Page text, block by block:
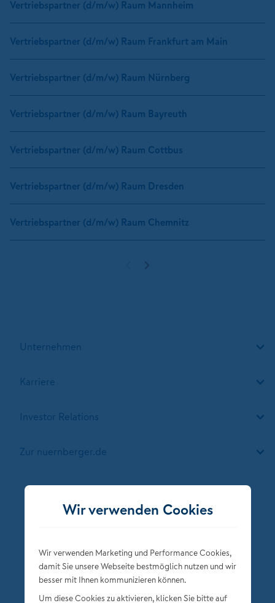
Vertriebspartner (d/m/w) Raum Mannheim
Vertriebspartner (d/m/w) Raum Frankfurt am Main
Vertriebspartner (d/m/w) Raum Nürnberg
Vertriebspartner (d/m/w) Raum Bayreuth
Vertriebspartner (d/m/w) Raum Cottbus
Vertriebspartner (d/m/w) Raum Dresden
Vertriebspartner (d/m/w) Raum Chemnitz
Vorherige Seite
Unternehmen
Karriere
Investor Relations
Zur nuernberger.de
Wir verwenden Cookies
Wir verwenden Marketing und Performance Cookies,
damit Sie unsere Webseite bestmöglich nutzen und wir
besser mit Ihnen kommunizieren können.
Um diese Cookies zu aktivieren, klicken Sie bitte auf